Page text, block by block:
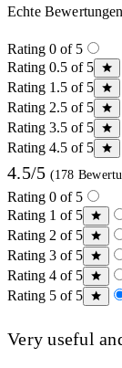
Echte
Rating 0 of 5
Rating 0.5 of 5
Rating 1.5 of 5
Rating 2.5 of 5
Rating 3.5 of 5
Rating 4.5 of 5
4.5/5 (178
Rating 0 of 5
Rating 1 of 5
Rating 2 of 5
Rating 3 of 5
Rating 4 of 5
Rating 5 of 5
Very useful